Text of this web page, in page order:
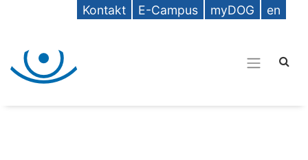
Kontakt E-Campus myDOG en